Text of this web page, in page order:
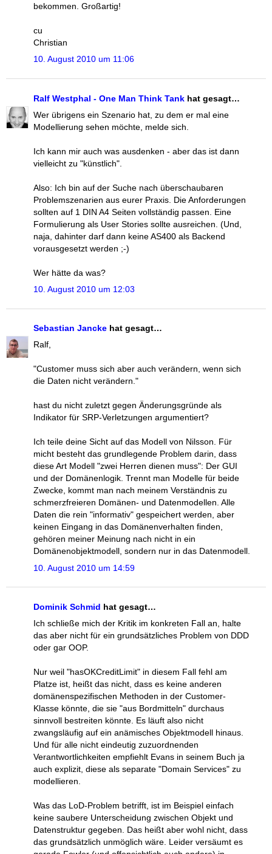
bekommen. Großartig!
cu
Christian
10. August 2010 um 11:06
Ralf Westphal - One Man Think Tank hat gesagt…
Wer übrigens ein Szenario hat, zu dem er mal eine
Modellierung sehen möchte, melde sich.
Ich kann mir auch was ausdenken - aber das ist dann
vielleicht zu "künstlich".
Also: Ich bin auf der Suche nach überschaubaren
Problemszenarien aus eurer Praxis. Die Anforderungen
sollten auf 1 DIN A4 Seiten vollständig passen. Eine
Formulierung als User Stories sollte ausreichen. (Und,
naja, dahinter darf dann keine AS400 als Backend
vorausgesetzt werden ;-)
Wer hätte da was?
10. August 2010 um 12:03
Sebastian Jancke hat gesagt…
Ralf,
"Customer muss sich aber auch verändern, wenn sich
die Daten nicht verändern."
hast du nicht zuletzt gegen Änderungsgründe als
Indikator für SRP-Verletzungen argumentiert?
Ich teile deine Sicht auf das Modell von Nilsson. Für
micht besteht das grundlegende Problem darin, dass
diese Art Modell "zwei Herren dienen muss": Der GUI
und der Domänenlogik. Trennt man Modelle für beide
Zwecke, kommt man nach meinem Verständnis zu
schmerzfreieren Domänen- und Datenmodellen. Alle
Daten die rein "informativ" gespeichert werden, aber
keinen Eingang in das Domänenverhalten finden,
gehören meiner Meinung nach nicht in ein
Domänenobjektmodell, sondern nur in das Datenmodell.
10. August 2010 um 14:59
Dominik Schmid hat gesagt…
Ich schließe mich der Kritik im konkreten Fall an, halte
das aber nicht für ein grundsätzliches Problem von DDD
oder gar OOP.
Nur weil "hasOKCreditLimit" in diesem Fall fehl am
Platze ist, heißt das nicht, dass es keine anderen
domänenspezifischen Methoden in der Customer-
Klasse könnte, die sie "aus Bordmitteln" durchaus
sinnvoll bestreiten könnte. Es läuft also nicht
zwangsläufig auf ein anämisches Objektmodell hinaus.
Und für alle nicht eindeutig zuzuordnenden
Verantwortlichkeiten empfiehlt Evans in seinem Buch ja
auch explizit, diese als separate "Domain Services" zu
modellieren.
Was das LoD-Problem betrifft, ist im Beispiel einfach
keine saubere Unterscheidung zwischen Objekt und
Datenstruktur gegeben. Das heißt aber wohl nicht, dass
das grundsätzlich unmöglich wäre. Leider versäumt es